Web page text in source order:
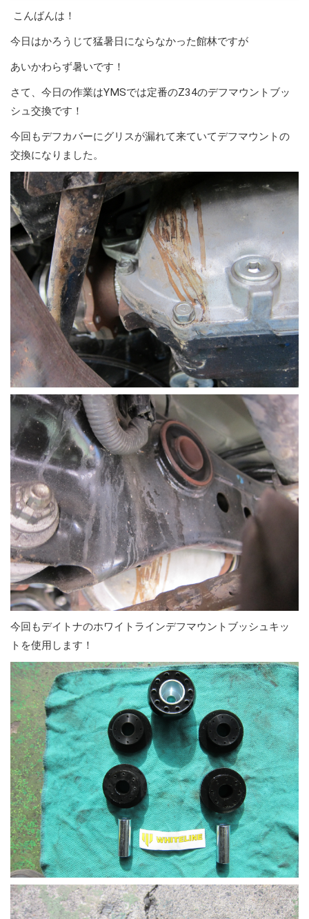
こんばんは！
今日はかろうじて猛暑日にならなかった館林ですが
あいかわらず暑いです！
さて、今日の作業はYMSでは定番のZ34のデフマウントブッ
シュ交換です！
今回もデフカバーにグリスが漏れて来ていてデフマウントの
交換になりました。
今回もデイトナのホワイトラインデフマウントブッシュキッ
トを使用します！